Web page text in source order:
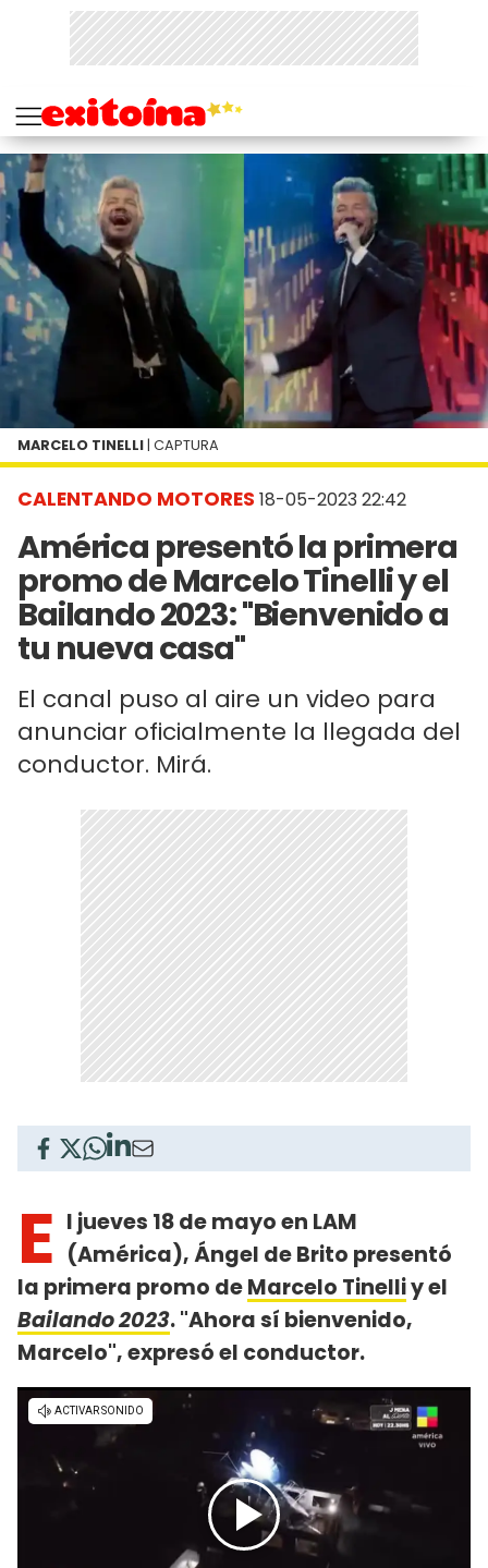
CALENTANDO MOTORES 18-05-2023 22:42
América presentó la primera
promo de Marcelo Tinelli y el
Bailando 2023: "Bienvenido a
tu nueva casa"
El canal puso al aire un video para
anunciar oficialmente la llegada del
conductor. Mirá.
MARCELO TINELLI | CAPTURA
E l jueves 18 de mayo en LAM
(América), Ángel de Brito presentó
la primera promo deMarcelo Tinelliy el
Bailando 2023. "Ahora sí bienvenido,
Marcelo", expresó el conductor.